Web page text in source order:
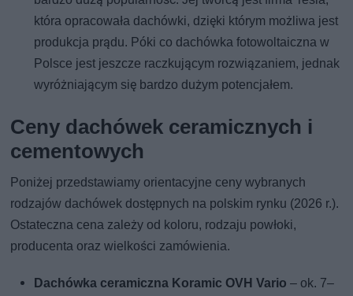
która opracowała dachówki, dzięki którym możliwa jest
produkcja prądu. Póki co dachówka fotowoltaiczna w
Polsce jest jeszcze raczkującym rozwiązaniem, jednak
wyróżniającym się bardzo dużym potencjałem.
Ceny dachówek ceramicznych i
cementowych
Poniżej przedstawiamy orientacyjne ceny wybranych
rodzajów dachówek dostępnych na polskim rynku (2026 r.).
Ostateczna cena zależy od koloru, rodzaju powłoki,
producenta oraz wielkości zamówienia.
Dachówka ceramiczna Koramic OVH Vario – ok. 7–